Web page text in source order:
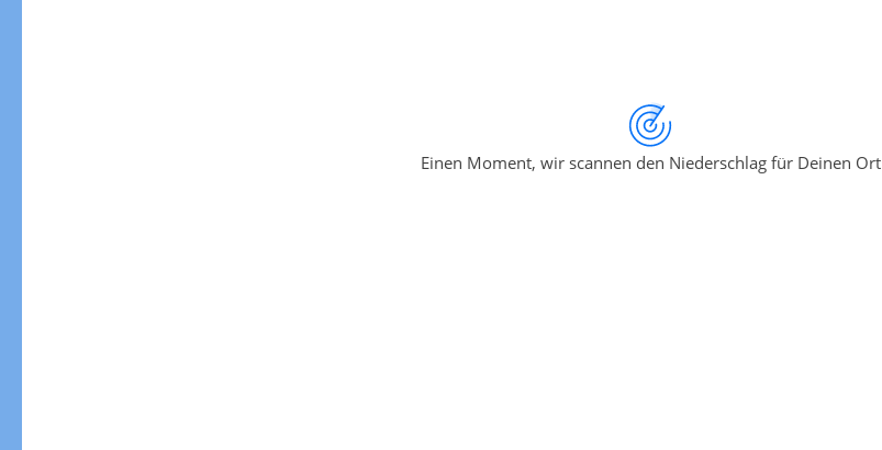
Einen Moment, wir scannen den Niederschlag für Deinen Ort